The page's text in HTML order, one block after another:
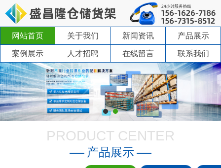
网站首页 关于我们 新闻资讯 产品展示
案例展示 人才招聘 在线留言 联系我们
PRODUCT CENTER
产品展示